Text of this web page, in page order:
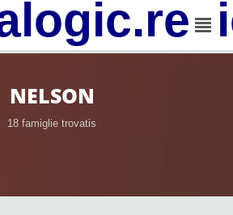
NELSON
18 famiglie trovatis